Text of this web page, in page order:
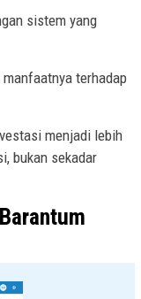
sistem yang
terhadap
menjadi lebih
bukan sekadar